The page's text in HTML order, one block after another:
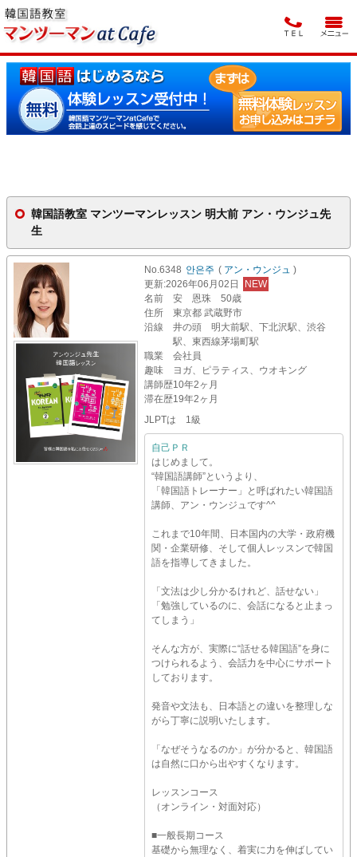
韓国語教室 マンツーマンレッスン 明大前 アン・ウンジュ先
生
No.6348 안은주 ( アン・ウンジュ )
更新:2026年06月02日
NEW
名前
安 恩珠 50歳
住所
東京都 武蔵野市
沿線
井の頭 明大前駅、下北沢駅、渋谷
駅、東西線茅場町駅
職業
会社員
趣味
ヨガ、ピラティス、ウオキング
講師歴10年2ヶ月
滞在歴19年2ヶ月
JLPTは 1級
自己ＰＲ
はじめまして。
“韓国語講師”というより、
「韓国語トレーナー」と呼ばれたい韓国語
講師、アン・ウンジュです^^
これまで10年間、日本国内の大学・政府機
関・企業研修、そして個人レッスンで韓国
語を指導してきました。
「文法は少し分かるけれど、話せない」
「勉強しているのに、会話になると止まっ
てしまう」
そんな方が、実際に“話せる韓国語”を身に
つけられるよう、会話力を中心にサポート
しております。
発音や文法も、日本語との違いを整理しな
がら丁寧に説明いたします。
「なぜそうなるのか」が分かると、韓国語
は自然に口から出やすくなります。
レッスンコース
（オンライン・対面対応）
■一般長期コース
基礎から無理なく、着実に力を伸ばしてい